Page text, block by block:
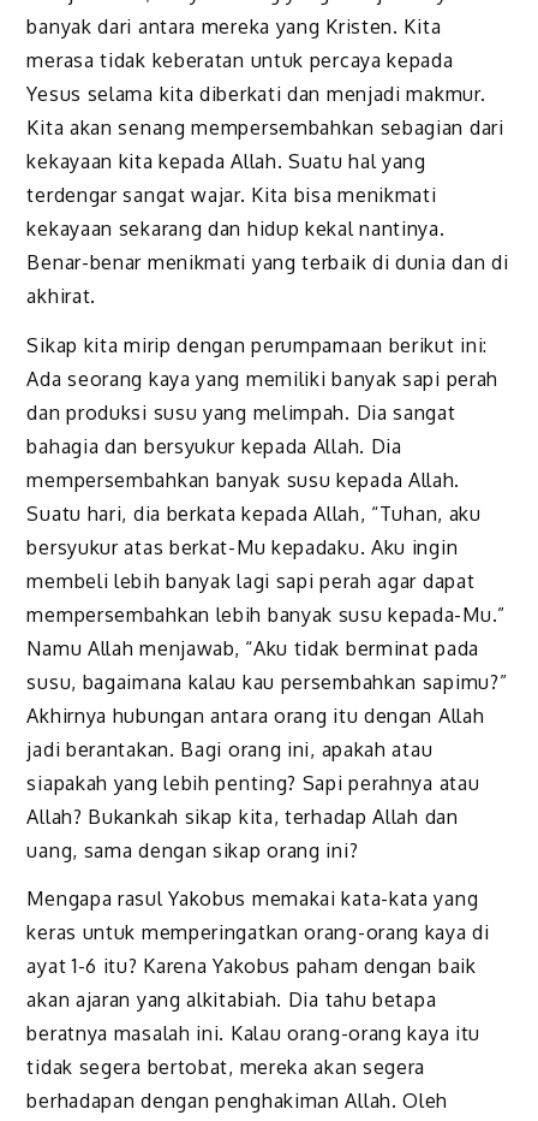
banyak dari antara mereka yang Kristen. Kita
merasa tidak keberatan untuk percaya kepada
Yesus selama kita diberkati dan menjadi makmur.
Kita akan senang mempersembahkan sebagian dari
kekayaan kita kepada Allah. Suatu hal yang
terdengar sangat wajar. Kita bisa menikmati
kekayaan sekarang dan hidup kekal nantinya.
Benar-benar menikmati yang terbaik di dunia dan di
akhirat.
Sikap kita mirip dengan perumpamaan berikut ini:
Ada seorang kaya yang memiliki banyak sapi perah
dan produksi susu yang melimpah. Dia sangat
bahagia dan bersyukur kepada Allah. Dia
mempersembahkan banyak susu kepada Allah.
Suatu hari, dia berkata kepada Allah, “Tuhan, aku
bersyukur atas berkat-Mu kepadaku. Aku ingin
membeli lebih banyak lagi sapi perah agar dapat
mempersembahkan lebih banyak susu kepada-Mu.”
Namu Allah menjawab, “Aku tidak berminat pada
susu, bagaimana kalau kau persembahkan sapimu?”
Akhirnya hubungan antara orang itu dengan Allah
jadi berantakan. Bagi orang ini, apakah atau
siapakah yang lebih penting? Sapi perahnya atau
Allah? Bukankah sikap kita, terhadap Allah dan
uang, sama dengan sikap orang ini?
Mengapa rasul Yakobus memakai kata-kata yang
keras untuk memperingatkan orang-orang kaya di
ayat 1-6 itu? Karena Yakobus paham dengan baik
akan ajaran yang alkitabiah. Dia tahu betapa
beratnya masalah ini. Kalau orang-orang kaya itu
tidak segera bertobat, mereka akan segera
berhadapan dengan penghakiman Allah. Oleh